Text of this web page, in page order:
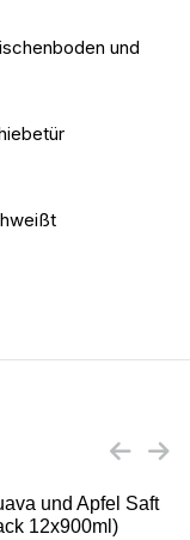
und
und Apfel Saft
12x900ml)